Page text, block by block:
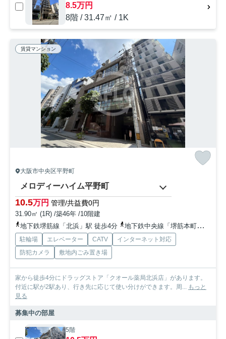
8.5万円
8階 / 31.47㎡ / 1K
賃貸マンション
大阪市中央区平野町
メロディーハイム平野町
10.5万円 管理/共益費0円
31.90㎡ (1R) /築46年 /10階建
地下鉄堺筋線「北浜」駅 徒歩4分
地下鉄中央線「堺筋本町」駅 徒歩8分
駐輪場 エレベーター CATV
インターネット対応
防犯カメラ
敷地内ごみ置き場
家から徒歩4分にドラッグストア「クオール薬局北浜店」があります。
付近に駅が2駅あり、行き先に応じて使い分けができます。周... もっと
見る
募集中の部屋
5階